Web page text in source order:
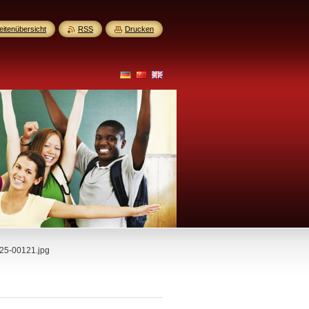
00121.jpg
RSS Drucken